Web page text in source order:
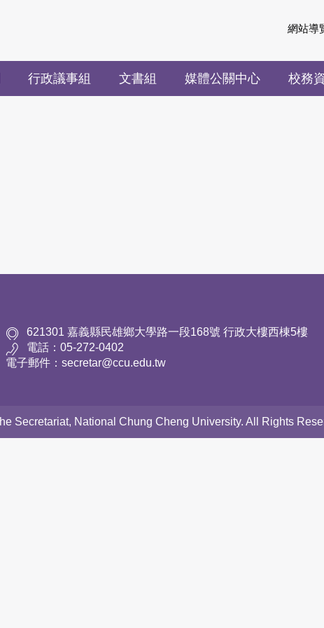
網站導
行政議事組 文書組 媒體公關中心 校務
621301 嘉義縣民雄鄉大學路一段168號 行政大樓西棟5樓
電話：05-272-0402
電子郵件：secretar@ccu.edu.tw
Secretariat, National Chung Cheng University. All Rights